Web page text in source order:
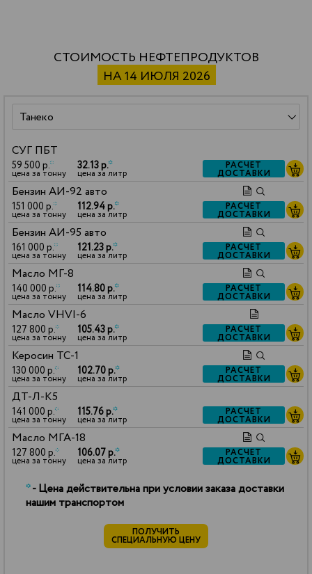
СТОИМОСТЬ НЕФТЕПРОДУКТОВ
НА 14 ИЮЛЯ 2026
СУГ ПБТ
59 500 р.*
цена за тонну
32.13 р.*
цена за литр
РАСЧЕТ
ДОСТАВКИ
Бензин АИ-92 авто
151 000 р.*
цена за тонну
112.94 р.*
цена за литр
РАСЧЕТ
ДОСТАВКИ
Бензин АИ-95 авто
161 000 р.*
цена за тонну
121.23 р.*
цена за литр
РАСЧЕТ
ДОСТАВКИ
Масло МГ-8
140 000 р.*
цена за тонну
114.80 р.*
цена за литр
РАСЧЕТ
ДОСТАВКИ
Масло VHVI-6
127 800 р.*
цена за тонну
105.43 р.*
цена за литр
РАСЧЕТ
ДОСТАВКИ
Керосин ТС-1
130 000 р.*
цена за тонну
102.70 р.*
цена за литр
РАСЧЕТ
ДОСТАВКИ
ДТ-Л-К5
141 000 р.*
цена за тонну
115.76 р.*
цена за литр
РАСЧЕТ
ДОСТАВКИ
Масло МГА-18
127 800 р.*
цена за тонну
106.07 р.*
цена за литр
РАСЧЕТ
ДОСТАВКИ
*- Цена действительна при условии заказа доставки
нашим транспортом
ПОЛУЧИТЬ
СПЕЦИАЛЬНУЮ ЦЕНУ